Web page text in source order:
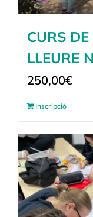
CURS
LLEURE
250,00€
Inscripció